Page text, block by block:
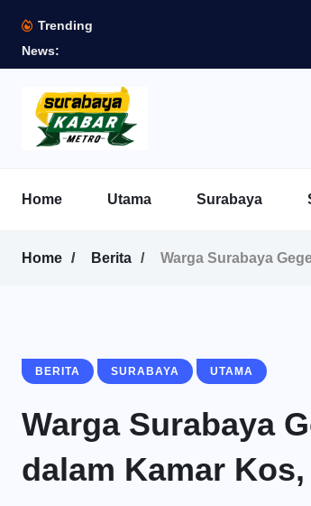
Trending
News:
Home Utama Surabaya
Home Berita Warga Surabaya
BERITA SURABAYA UTAMA
Warga Surabaya
dalam Kamar